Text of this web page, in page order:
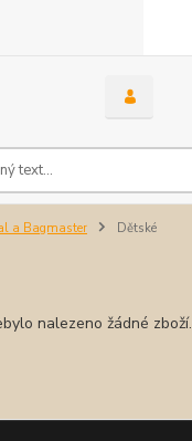
a Bagmaster Dětské
nalezeno žádné zboží.